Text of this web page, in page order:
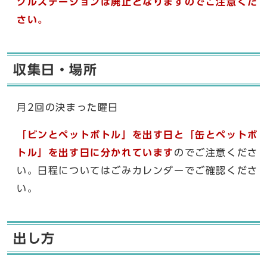
さい。
収集日・場所
月2回の決まった曜日
「ビンとペットボトル」を出す日と「缶とペットボ
トル」を出す日に分かれています のでご注意くださ
い。日程についてはごみカレンダーでご確認くださ
い。
出し方